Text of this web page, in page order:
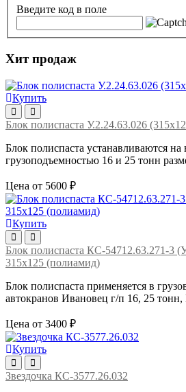
Введите код в поле
Хит продаж
Купить
Блок полиспаста У.2.24.63.026
Блок полиспаста устанавливаются на
грузоподъемностью 16 и 25 тонн
Цена от 5600 ₽
Купить
Блок полиспаста КС-54712.63.271-3
315х125 (полиамид)
Блок полиспаста применяется в
автокранов Ивановец г/п 16, 25
Цена от 3400 ₽
Купить
Звездочка КС-3577.26.032